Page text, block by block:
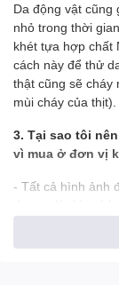
Da động vật
nhỏ trong thời
khét tựa hợp chất
cách này để thử
thật cũng sẽ cháy
mùi cháy của thịt).
3. Tại sao tôi
vì mua ở đơn vị
- Tất cả hình ảnh
được cái nhìn